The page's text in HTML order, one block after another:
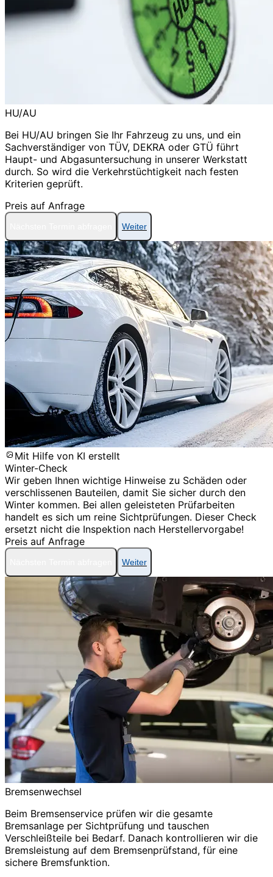
HU/AU
Bei HU/AU bringen Sie Ihr Fahrzeug zu uns, und ein
Sachverständiger von TÜV, DEKRA oder GTÜ führt
Haupt- und Abgasuntersuchung in unserer Werkstatt
durch. So wird die Verkehrstüchtigkeit nach festen
Kriterien geprüft.
Preis auf Anfrage
Weiter
Mit Hilfe von KI erstellt
Winter-Check
Wir geben Ihnen wichtige Hinweise zu Schäden oder
verschlissenen Bauteilen, damit Sie sicher durch den
Winter kommen. Bei allen geleisteten Prüfarbeiten
handelt es sich um reine Sichtprüfungen. Dieser Check
ersetzt nicht die Inspektion nach Herstellervorgabe!
Preis auf Anfrage
Weiter
Bremsenwechsel
Beim Bremsenservice prüfen wir die gesamte
Bremsanlage per Sichtprüfung und tauschen
Verschleißteile bei Bedarf. Danach kontrollieren wir die
Bremsleistung auf dem Bremsenprüfstand, für eine
sichere Bremsfunktion.